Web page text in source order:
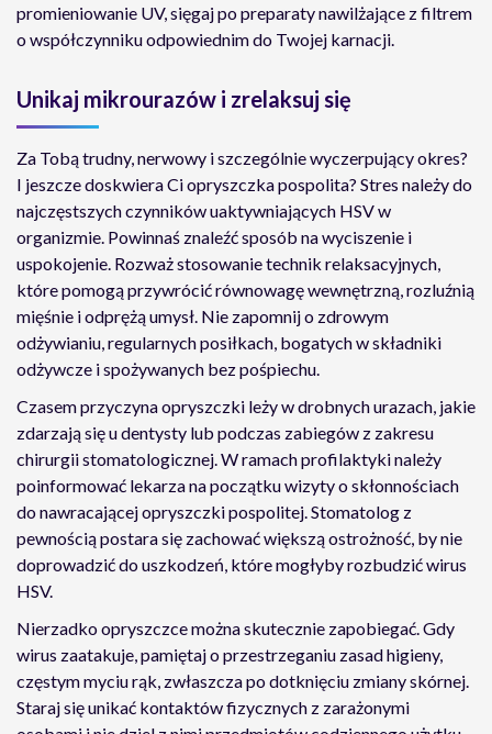
promieniowanie UV, sięgaj po preparaty nawilżające z filtrem
o współczynniku odpowiednim do Twojej karnacji.
Unikaj mikrourazów i zrelaksuj się
Za Tobą trudny, nerwowy i szczególnie wyczerpujący okres?
I jeszcze doskwiera Ci opryszczka pospolita? Stres należy do
najczęstszych czynników uaktywniających HSV w
organizmie. Powinnaś znaleźć sposób na wyciszenie i
uspokojenie. Rozważ stosowanie technik relaksacyjnych,
które pomogą przywrócić równowagę wewnętrzną, rozluźnią
mięśnie i odprężą umysł. Nie zapomnij o zdrowym
odżywianiu, regularnych posiłkach, bogatych w składniki
odżywcze i spożywanych bez pośpiechu.
Czasem przyczyna opryszczki leży w drobnych urazach, jakie
zdarzają się u dentysty lub podczas zabiegów z zakresu
chirurgii stomatologicznej. W ramach profilaktyki należy
poinformować lekarza na początku wizyty o skłonnościach
do nawracającej opryszczki pospolitej. Stomatolog z
pewnością postara się zachować większą ostrożność, by nie
doprowadzić do uszkodzeń, które mogłyby rozbudzić wirus
HSV.
Nierzadko opryszczce można skutecznie zapobiegać. Gdy
wirus zaatakuje, pamiętaj o przestrzeganiu zasad higieny,
częstym myciu rąk, zwłaszcza po dotknięciu zmiany skórnej.
Staraj się unikać kontaktów fizycznych z zarażonymi